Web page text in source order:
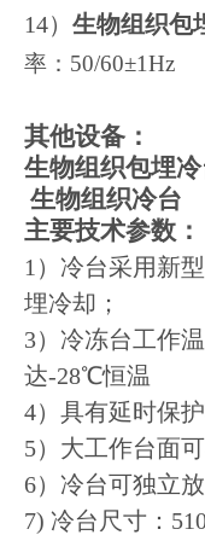
14） 生物组织包
率： 50/60±1Hz
其他设备：
生物组织包埋
生物组织冷台
主要技术参数：
1 ）冷台采用新
埋冷却；
3） 冷冻台工作温
达-28℃恒温
4） 具有延时保护
5）大工作台面
6）冷台可独立
7) 冷台尺寸：